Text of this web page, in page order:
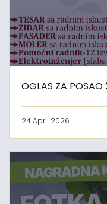
OGLAS ZA
24 April 2026